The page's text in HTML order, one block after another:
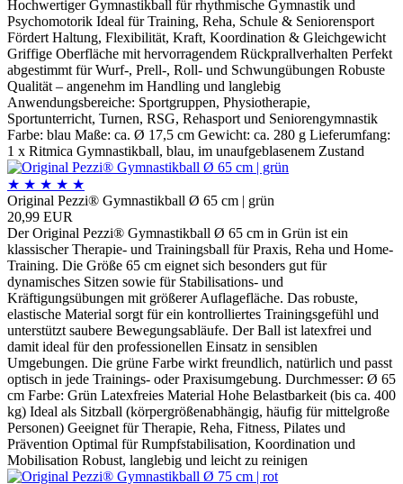
Hochwertiger Gymnastikball für rhythmische Gymnastik und
Psychomotorik Ideal für Training, Reha, Schule & Seniorensport
Fördert Haltung, Flexibilität, Kraft, Koordination & Gleichgewicht
Griffige Oberfläche mit hervorragendem Rückprallverhalten Perfekt
abgestimmt für Wurf-, Prell-, Roll- und Schwungübungen Robuste
Qualität – angenehm im Handling und langlebig
Anwendungsbereiche: Sportgruppen, Physiotherapie,
Sportunterricht, Turnen, RSG, Rehasport und Seniorengymnastik
Farbe: blau Maße: ca. Ø 17,5 cm Gewicht: ca. 280 g Lieferumfang:
1 x Ritmica Gymnastikball, blau, im unaufgeblasenem Zustand
★ ★ ★ ★ ★
Original Pezzi® Gymnastikball Ø 65 cm | grün
20,99 EUR
Der Original Pezzi® Gymnastikball Ø 65 cm in Grün ist ein
klassischer Therapie- und Trainingsball für Praxis, Reha und Home-
Training. Die Größe 65 cm eignet sich besonders gut für
dynamisches Sitzen sowie für Stabilisations- und
Kräftigungsübungen mit größerer Auflagefläche. Das robuste,
elastische Material sorgt für ein kontrolliertes Trainingsgefühl und
unterstützt saubere Bewegungsabläufe. Der Ball ist latexfrei und
damit ideal für den professionellen Einsatz in sensiblen
Umgebungen. Die grüne Farbe wirkt freundlich, natürlich und passt
optisch in jede Trainings- oder Praxisumgebung. Durchmesser: Ø 65
cm Farbe: Grün Latexfreies Material Hohe Belastbarkeit (bis ca. 400
kg) Ideal als Sitzball (körpergrößenabhängig, häufig für mittelgroße
Personen) Geeignet für Therapie, Reha, Fitness, Pilates und
Prävention Optimal für Rumpfstabilisation, Koordination und
Mobilisation Robust, langlebig und leicht zu reinigen